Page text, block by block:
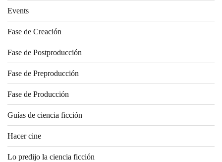
Events
Fase de Creación
Fase de Postproducción
Fase de Preproducción
Fase de Producción
Guías de ciencia ficción
Hacer cine
Lo predijo la ciencia ficción